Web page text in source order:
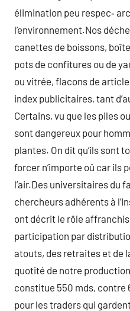
élimination peu respec‑
l’environnement.Nos
canettes de boissons,
pots de confitures ou de
ou vitrée, flacons de
index publicitaires, tant
Certains, vu que les piles
sont dangereux pour
plantes. On dit qu’ils sont
forcer n’importe oû car ils
l’air.Des universitaires du
chercheurs adhérents à
ont décrit le rôle
participation par
atouts, des retraites et de
quotité de notre
constitue 550 mds, contre
pour les traders qui